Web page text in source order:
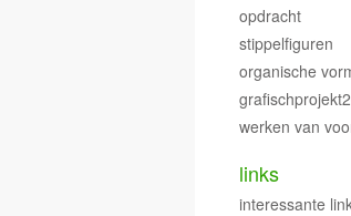
opdracht
stippelfiguren
organische
werken van
links
interessante